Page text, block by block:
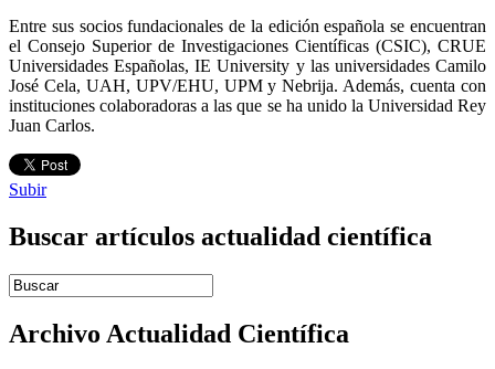
Entre sus socios fundacionales de la edición española se encuentran
el Consejo Superior de Investigaciones Científicas (CSIC), CRUE
Universidades Españolas, IE University y las universidades Camilo
José Cela, UAH, UPV/EHU, UPM y Nebrija. Además, cuenta con
instituciones colaboradoras a las que se ha unido la Universidad Rey
Juan Carlos.
Subir
Buscar artículos actualidad científica
Introduce términos de búsqueda
Archivo Actualidad Científica